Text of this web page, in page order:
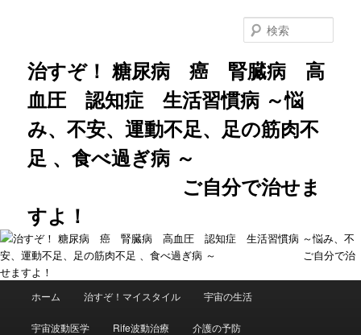
治すぞ！ 糖尿病 癌 腎臓病 高
血圧 認知症 生活習慣病 ～悩
み、不安、運動不足、足の筋肉不
足 、食べ過ぎ病 ～
ご自分で治せま
すよ！
索
ホーム 治すぞ！マイスタイル 宇宙の生活
宇宙波動医学 Rife波動治療 介護の予防